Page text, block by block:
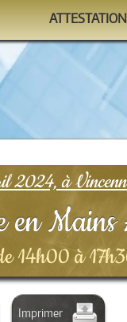
Auto-évaluations
2024, à
Mains
14h00 à
Imprimer